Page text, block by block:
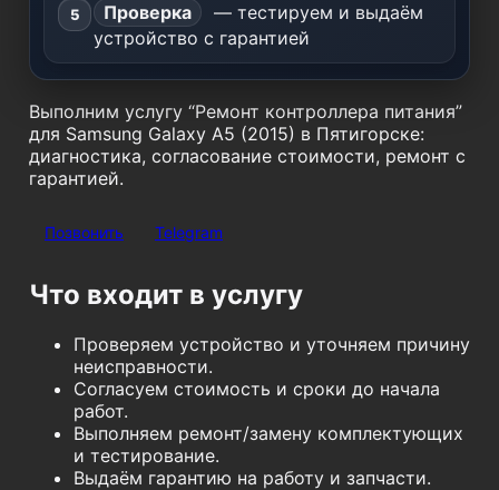
Проверка
— тестируем и выдаём
устройство с гарантией
Выполним услугу “Ремонт контроллера питания”
для Samsung Galaxy A5 (2015) в Пятигорске:
диагностика, согласование стоимости, ремонт с
гарантией.
Позвонить Telegram
Что входит в услугу
Проверяем устройство и уточняем причину
неисправности.
Согласуем стоимость и сроки до начала
работ.
Выполняем ремонт/замену комплектующих
и тестирование.
Выдаём гарантию на работу и запчасти.